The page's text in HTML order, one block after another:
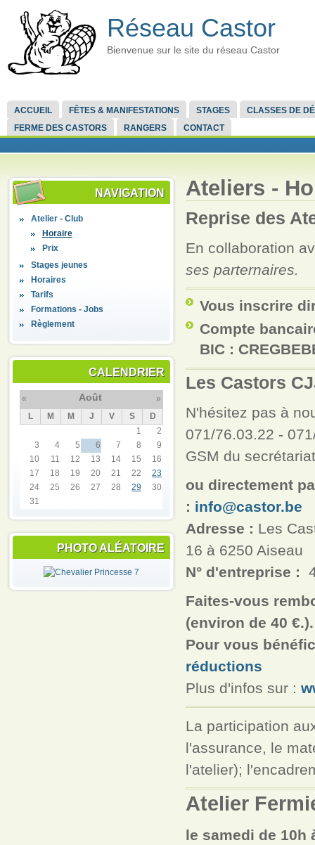
Réseau Castor
Bienvenue sur le site du réseau Castor
ACCUEIL FÊTES & MANIFESTATIONS STAGES
CLASSES DE
FERME DES CASTORS
RANGERS CONTACT
NAVIGATION
Atelier - Club
Horaire
Prix
Stages jeunes
Horaires
Tarifs
Formations - Jobs
Règlement
CALENDRIER
« Août
»
L
M M J V S
D
1
2
3
4 5 6 7 8
9
10
11 12 13 14 15
16
17
18 19 20 21 22
23
24
25 26 27 28 29
30
31
PHOTO ALÉATOIRE
Ateliers -
Reprise des
En collaboration
ses parternaires.
Vous inscrire
Compte
BIC :
Les Castors
N'hésitez pas à
071/76.03.22 -
GSM du
ou directement
: info@castor.be
Adresse : Les
16 à 6250 Aiseau
N° d'entreprise :
Faites-vous
(environ de 40 €.).
Pour vous
réductions
Plus d'infos sur :
La participation
l'assurance, le
l'atelier);
Atelier
le samedi de 10h